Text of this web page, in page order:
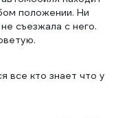
положении. Ни
съезжала с него.
все кто знает что у